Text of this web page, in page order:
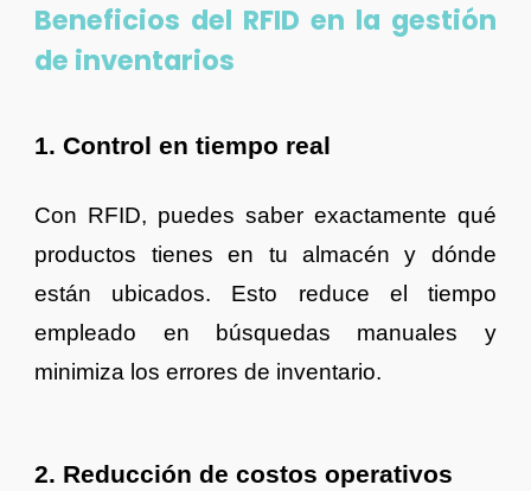
Beneficios del RFID en la gestión
de inventarios
1. Control en tiempo real
Con RFID, puedes saber exactamente qué
productos tienes en tu almacén y dónde
están ubicados. Esto reduce el tiempo
empleado en búsquedas manuales y
minimiza los errores de inventario.
2. Reducción de costos operativos